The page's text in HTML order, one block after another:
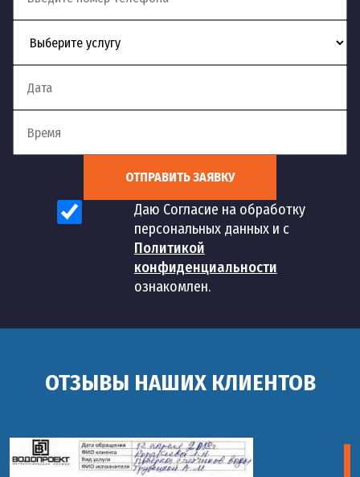
ОТПРАВИТЬ ЗАЯВКУ
Даю Согласие на обработку
персональных данных и с
Политикой
конфиденциальности
ознакомлен.
ОТЗЫВЫ НАШИХ КЛИЕНТОВ